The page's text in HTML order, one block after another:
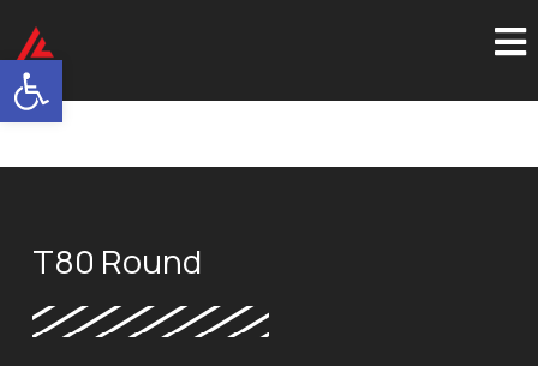
Ανοίξτε τη γραμμή εργαλείων
T80 Round